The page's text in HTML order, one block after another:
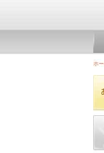
ホ